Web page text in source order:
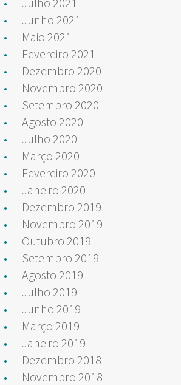
Junho 2021
Maio 2021
Fevereiro 2021
Dezembro 2020
Novembro 2020
Setembro 2020
Agosto 2020
Julho 2020
Março 2020
Fevereiro 2020
Janeiro 2020
Dezembro 2019
Novembro 2019
Outubro 2019
Setembro 2019
Agosto 2019
Julho 2019
Junho 2019
Março 2019
Janeiro 2019
Dezembro 2018
Novembro 2018